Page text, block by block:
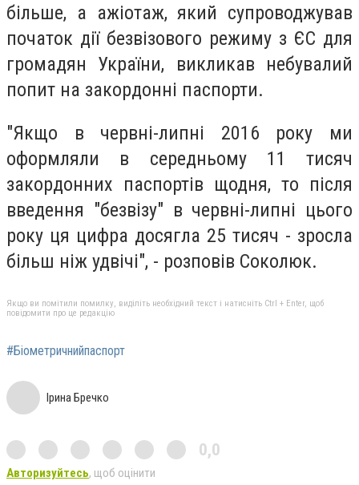
більше, а ажіотаж, який супроводжував
початок дії безвізового режиму з ЄС для
громадян України, викликав небувалий
попит на закордонні паспорти.
"Якщо в червні-липні 2016 року ми
оформляли в середньому 11 тисяч
закордонних паспортів щодня, то після
введення "безвізу" в червні-липні цього
року ця цифра досягла 25 тисяч - зросла
більш ніж удвічі", - розповів Соколюк.
Якщо ви помітили помилку, виділіть необхідний текст і натисніть Ctrl + Enter, щоб
повідомити про це редакцію
#Біометричнийпаспорт
Ірина Бречко
0,0
Авторизуйтесь, щоб оцінити